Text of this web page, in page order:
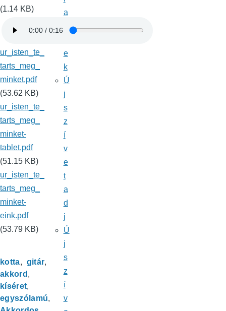
(1.14 KB)
ur_isten_te_
tarts_meg_
minket.pdf
(53.62 KB)
ur_isten_te_
tarts_meg_
minket-
tablet.pdf
(51.15 KB)
ur_isten_te_
tarts_meg_
minket-
eink.pdf
(53.79 KB)
kotta
gitár
akkord
kíséret
egyszólamú
a
e
k
Ú
j
s
z
í
v
e
t
a
d
j
Ú
j
s
z
í
v